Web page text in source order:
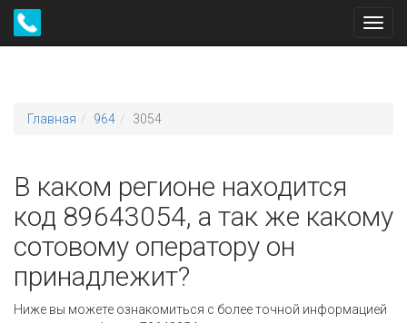
Главная 964 3054
В каком регионе находится
код 89643054, а так же какому
сотовому оператору он
принадлежит?
Ниже вы можете ознакомиться с более точной информацией